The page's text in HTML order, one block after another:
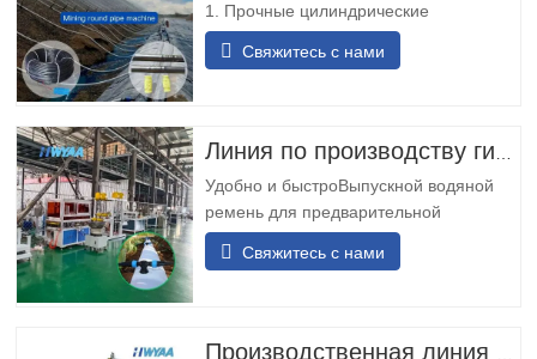
1. Прочные цилиндрические
капельницы: капельная труба с
круглыми капельницами, устойчивыми
длительной эксплуатации в шахтах. 2.
Двойной вход и выход для резервного
питания: конструкция с…
Свяжитесь с нами
Удобно и быстроВыпускной водяной
ремень для предварительной
перфорации имеет модульную
конструкцию, простую и удобную в
установлен.Разнообразные
Свяжитесь с нами